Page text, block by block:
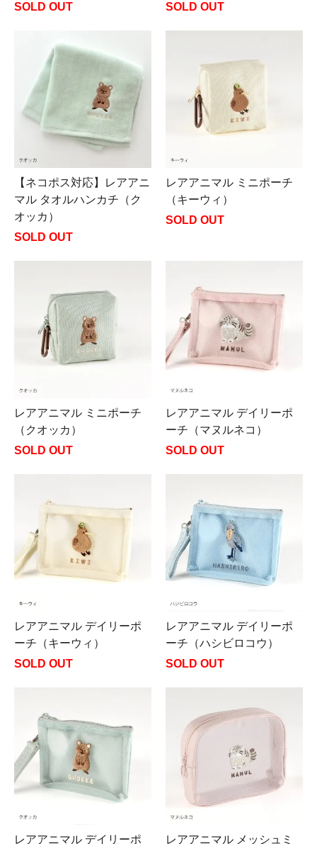
SOLD OUT
SOLD OUT
【ネコポス対応】レアアニ
マル タオルハンカチ（ク
オッカ）
SOLD OUT
レアアニマル ミニポーチ
（キーウィ）
SOLD OUT
レアアニマル ミニポーチ
（クオッカ）
SOLD OUT
レアアニマル デイリーポ
ーチ（マヌルネコ）
SOLD OUT
レアアニマル デイリーポ
ーチ（キーウィ）
SOLD OUT
レアアニマル デイリーポ
ーチ（ハシビロコウ）
SOLD OUT
レアアニマル デイリーポ レアアニマル メッシュミ